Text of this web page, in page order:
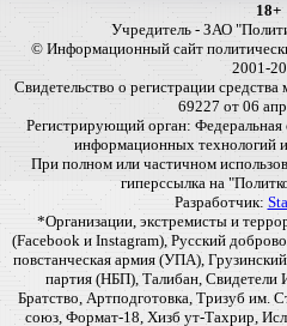
18+
Учредитель - ЗАО
© Информационный сайт
2001-
Свидетельство о регистрации
69227 от 06
Регистрирующий орган: Федеральная
информационных технологий
При полном или частичном
гиперссылка на
Разработчик:
*Организации, экстремисты и
(Facebook и Instagram), Русский
повстанческая армия (УПА),
партия (НБП), Талибан,
Братство, Артподготовка, Тризуб им.
союз, Формат-18, Хизб ут-Тахрир,